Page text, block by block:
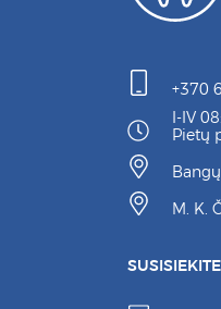
+370
I-IV
Pietų
M. K.
SUSISIEKITE